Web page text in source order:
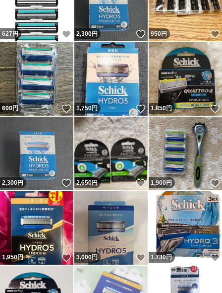
627 円 いいね！
2,300円 いいね！
950円
600円 いいね！
1,750円 いいね！
1,850円
2,300円 いいね！
2,650円 いいね！
1,900円
1,950円 いいね！
3,000円 いいね！
1,730円